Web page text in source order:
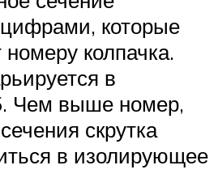
которые
номеру колпачка.
в
Чем выше номер,
скрутка
в изолирующее